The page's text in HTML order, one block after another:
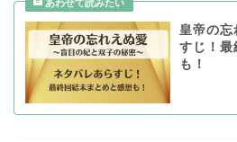
皇帝の忘
すじ！最
も！